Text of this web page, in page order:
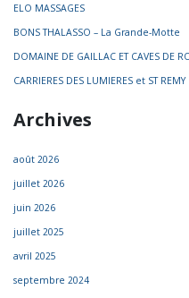
ELO MASSAGES
BONS THALASSO – La Grande-Motte
DOMAINE DE GAILLAC ET CAVES DE
CARRIERES DES LUMIERES et ST REMY
Archives
août 2026
juillet 2026
juin 2026
juillet 2025
avril 2025
septembre 2024